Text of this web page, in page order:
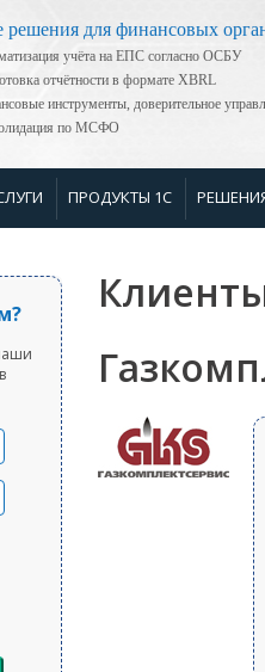
для финансовых
учёта на ЕПС согласно ОСБУ
отчётности в формате XBRL
инструменты, доверительное
по МСФО
ПРОДУКТЫ 1С